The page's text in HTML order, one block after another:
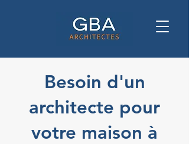
Besoin d'un
architecte pour
votre maison à